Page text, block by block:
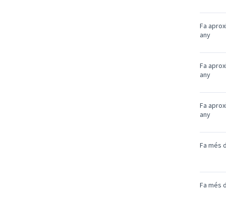
Fa
any
Fa
any
Fa
any
Fa més
Fa més